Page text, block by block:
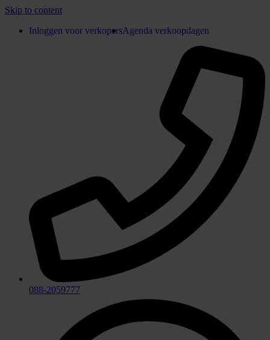
Skip to content
Inloggen voor verkopersAgenda verkoopdagen
088-2059777